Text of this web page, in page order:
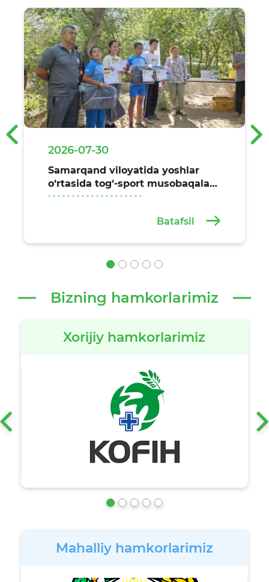
2026-07-30
Samarqand viloyatida yoshlar
o‘rtasida tog‘-sport musobaqalari
o‘tkazildi
Batafsil
‹ ›
Bizning hamkorlarimiz
Xorijiy hamkorlarimiz
‹ ›
Mahalliy hamkorlarimiz